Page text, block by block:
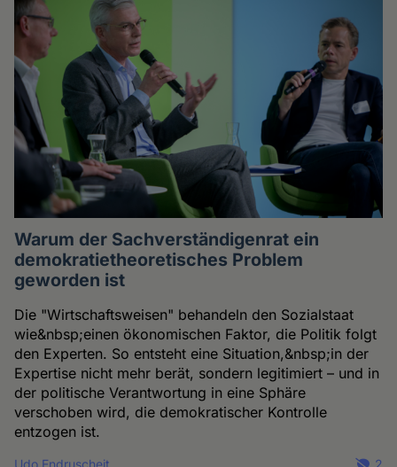
Warum der Sachverständigenrat ein
demokratietheoretisches Problem
geworden ist
Die "Wirtschaftsweisen" behandeln den Sozialstaat
wie&nbsp;einen ökonomischen Faktor, die Politik folgt
den Experten. So entsteht eine Situation,&nbsp;in der
Expertise nicht mehr berät, sondern legitimiert – und in
der politische Verantwortung in eine Sphäre
verschoben wird, die demokratischer Kontrolle
entzogen ist.
Udo Endruscheit 2